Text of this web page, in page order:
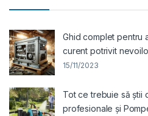
Ghid complet pentru
curent potrivit
15/11/2023
Tot ce trebuie să știi
profesionale și